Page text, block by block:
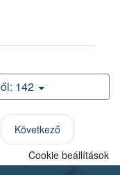
142
Következő
Cookie beállítások